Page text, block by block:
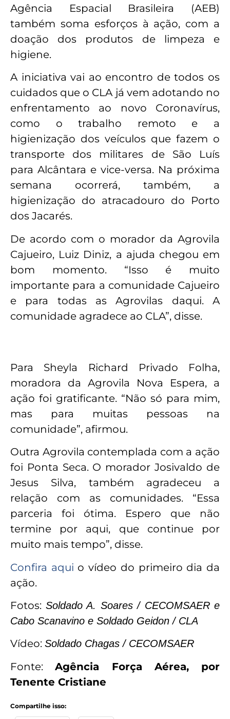
Agência Espacial Brasileira (AEB)
também soma esforços à ação, com a
doação dos produtos de limpeza e
higiene.
A iniciativa vai ao encontro de todos os
cuidados que o CLA já vem adotando no
enfrentamento ao novo Coronavírus,
como o trabalho remoto e a
higienização dos veículos que fazem o
transporte dos militares de São Luís
para Alcântara e vice-versa. Na próxima
semana ocorrerá, também, a
higienização do atracadouro do Porto
dos Jacarés.
De acordo com o morador da Agrovila
Cajueiro, Luiz Diniz, a ajuda chegou em
bom momento. “Isso é muito
importante para a comunidade Cajueiro
e para todas as Agrovilas daqui. A
comunidade agradece ao CLA”, disse.
Para Sheyla Richard Privado Folha,
moradora da Agrovila Nova Espera, a
ação foi gratificante. “Não só para mim,
mas para muitas pessoas na
comunidade”, afirmou.
Outra Agrovila contemplada com a ação
foi Ponta Seca. O morador Josivaldo de
Jesus Silva, também agradeceu a
relação com as comunidades. “Essa
parceria foi ótima. Espero que não
termine por aqui, que continue por
muito mais tempo”, disse.
Confira aqui o vídeo do primeiro dia da
ação.
Fotos: Soldado A. Soares / CECOMSAER e
Cabo Scanavino e Soldado Geidon / CLA
Vídeo: Soldado Chagas / CECOMSAER
Fonte:Agência Força Aérea, por
Tenente Cristiane
Compartilhe isso: